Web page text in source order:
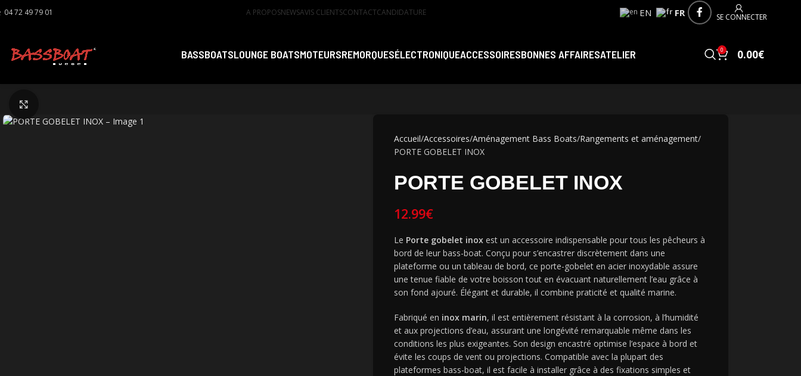
04 72 49 79 01 A PROPOSNEWSAVIS CLIENTSCONTACTCANDIDATURE EN FR SE CONNECTER
BASSBOATSLOUNGE BOATSMOTEURSREMORQUESÉLECTRONIQUEACCESSOIRESBONNES AFFAIRESATELIER 0 0.00€
Accueil Accessoires Aménagement Bass Boats Rangements et aménagement
PORTE GOBELET INOX
PORTE GOBELET INOX
12.99€
Le Porte gobelet inoxest un accessoire indispensable pour tous les pêcheurs à
bord de leur bass-boat. Conçu pour s’encastrer discrètement dans une
plateforme ou un tableau de bord, ce porte-gobelet en acier inoxydable assure
une tenue fiable de votre boisson tout en évacuant naturellement l’eau grâce à
son fond ajouré. Élégant et durable, il combine praticité et qualité marine.
Fabriqué en inox marin, il est entièrement résistant à la corrosion, à l’humidité
et aux projections d’eau, assurant une longévité remarquable même dans les
conditions les plus exigeantes. Son design encastré optimise l’espace à bord et
évite les coups de vent ou projections. Compatible avec la plupart des
plateformes bass-boat, il est facile à installer grâce à des fixations simples et